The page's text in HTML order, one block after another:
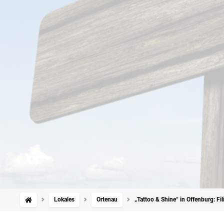
Lokales Ortenau „Tattoo & Shine“ in Offenburg: